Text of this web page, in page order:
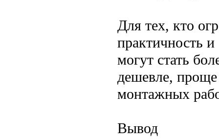
Для тех, кто
практичность
могут стать
дешевле,
монтажных
Вывод